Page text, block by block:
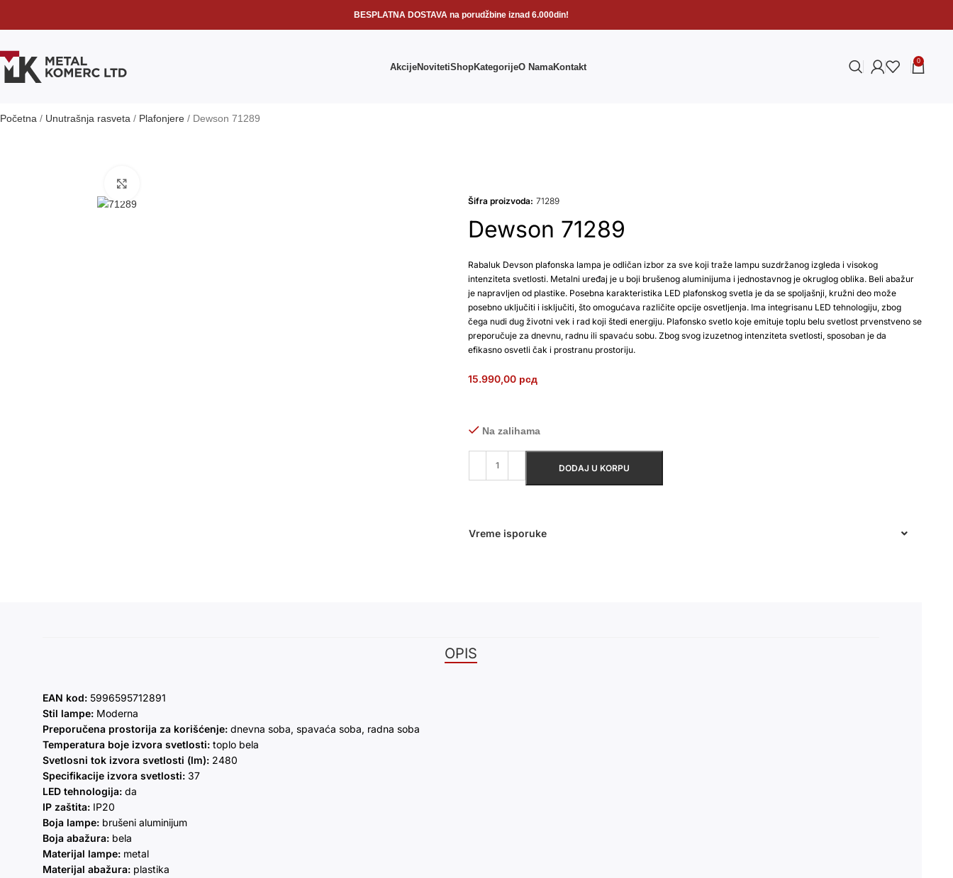
BESPLATNA DOSTAVA na porudžbine iznad 6.000din!
AkcijeNovitetiShopKategorijeO NamaKontakt
0
Početna Unutrašnja rasveta Plafonjere Dewson 71289
Šifra proizvoda: 71289
Dewson 71289
Rabaluk Devson plafonska lampa je odličan izbor za sve koji traže lampu suzdržanog izgleda i visokog
intenziteta svetlosti. Metalni uređaj je u boji brušenog aluminijuma i jednostavnog je okruglog oblika. Beli abažur
je napravljen od plastike. Posebna karakteristika LED plafonskog svetla je da se spoljašnji, kružni deo može
posebno uključiti i isključiti, što omogućava različite opcije osvetljenja. Ima integrisanu LED tehnologiju, zbog
čega nudi dug životni vek i rad koji štedi energiju. Plafonsko svetlo koje emituje toplu belu svetlost prvenstveno se
preporučuje za dnevnu, radnu ili spavaću sobu. Zbog svog izuzetnog intenziteta svetlosti, sposoban je da
efikasno osvetli čak i prostranu prostoriju.
15.990,00 рсд
Na zalihama
DODAJ U KORPU
Vreme isporuke
OPIS
EAN kod: 5996595712891
Stil lampe: Moderna
Preporučena prostorija za korišćenje: dnevna soba, spavaća soba, radna soba
Temperatura boje izvora svetlosti: toplo bela
Svetlosni tok izvora svetlosti (lm): 2480
Specifikacije izvora svetlosti: 37
LED tehnologija: da
IP zaštita: IP20
Boja lampe: brušeni aluminijum
Boja abažura: bela
Materijal lampe: metal
Materijal abažura: plastika